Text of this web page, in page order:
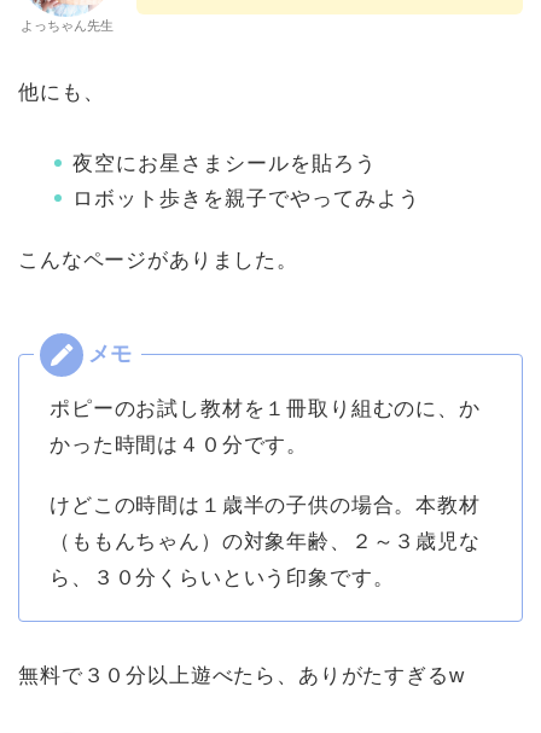
よっちゃん先生
他にも、
夜空にお星さまシールを貼ろう
ロボット歩きを親子でやってみよう
こんなページがありました。
ポピーのお試し教材を１冊取り組むのに、か
かった時間は４０分です。
けどこの時間は１歳半の子供の場合。本教材
（ももんちゃん）の対象年齢、２～３歳児な
ら、３０分くらいという印象です。
無料で３０分以上遊べたら、ありがたすぎるw